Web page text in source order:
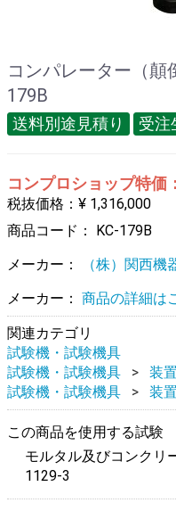
コンパレーター（
179B
送料別途見積り 受注
コンプロショップ特価
税抜価格：¥ 1,316,000
商品コード： KC-179B
メーカー：
（株）関西機
メーカー： 商品の詳細は
関連カテゴリ
試験機・試験機具
試験機・試験機具
装置
試験機・試験機具
装置
この商品を使用する試験
モルタル及びコンク
1129-3